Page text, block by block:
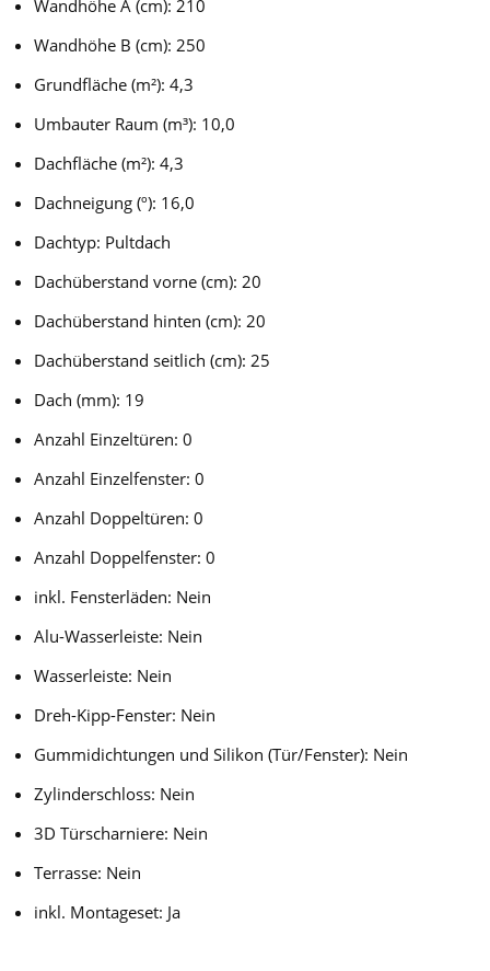
Wandhöhe A (cm): 210
Wandhöhe B (cm): 250
Grundfläche (m²): 4,3
Umbauter Raum (m³): 10,0
Dachfläche (m²): 4,3
Dachneigung (º): 16,0
Dachtyp: Pultdach
Dachüberstand vorne (cm): 20
Dachüberstand hinten (cm): 20
Dachüberstand seitlich (cm): 25
Dach (mm): 19
Anzahl Einzeltüren: 0
Anzahl Einzelfenster: 0
Anzahl Doppeltüren: 0
Anzahl Doppelfenster: 0
inkl. Fensterläden: Nein
Alu-Wasserleiste: Nein
Wasserleiste: Nein
Dreh-Kipp-Fenster: Nein
Gummidichtungen und Silikon (Tür/Fenster): Nein
Zylinderschloss: Nein
3D Türscharniere: Nein
Terrasse: Nein
inkl. Montageset: Ja